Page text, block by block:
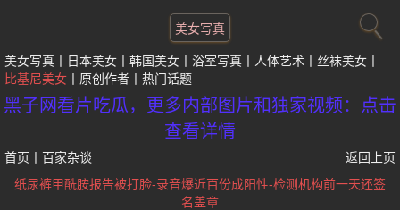
美女写真
美女写真 日本美女 韩国美女 浴室写真 人体艺术
丝袜美女
比基尼美女
原创作者 热门话题
黑子网看片吃瓜，更多内部图片和独家视频：点击
查看详情
首页 百家杂谈
返回上页
纸尿裤甲酰胺报告被打脸-录音爆近百份成阳性-检测机构前一天还签
名盖章